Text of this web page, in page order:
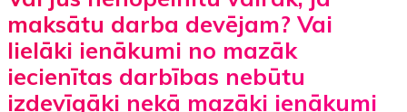
maksātu darba devējam? Vai
lielāki ienākumi no mazāk
iecienītas darbības nebūtu
izdevīgāki nekā mazāki ienākumi